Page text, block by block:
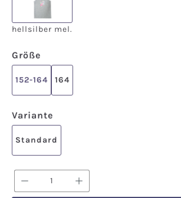
hellsilber mel.
hellsilber mel.
Größe
152-164 164
Variante
Standard
Produkt Anzahl: Gib den